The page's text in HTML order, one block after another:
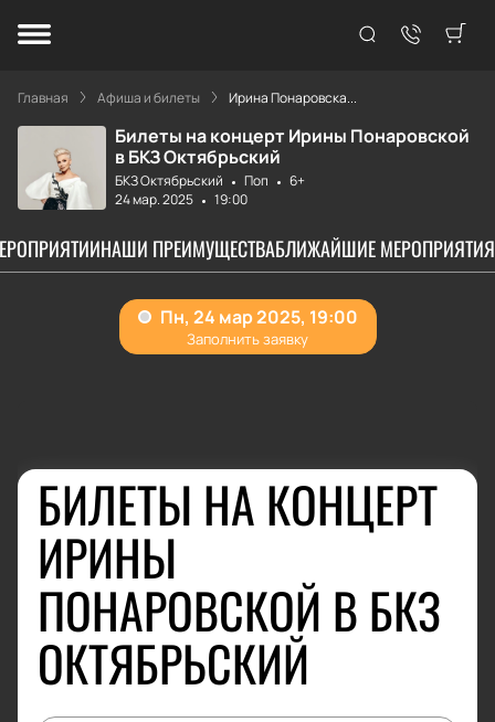
Главная Афиша и билеты Ирина Понаровска...
Билеты на концерт Ирины Понаровской
в БКЗ Октябрьский
БКЗ Октябрьский Поп
6+
24 мар. 2025
19:00
НАШИ ПРЕИМУЩЕСТВАБЛИЖАЙШИЕ МЕРОПРИЯТИЯ
БИЛЕТЫ НА КОНЦЕРТ
ИРИНЫ
ПОНАРОВСКОЙ В БКЗ
ОКТЯБРЬСКИЙ